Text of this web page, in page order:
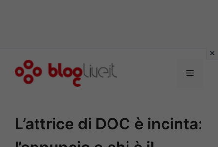
Menu
L’attrice di DOC è incinta: